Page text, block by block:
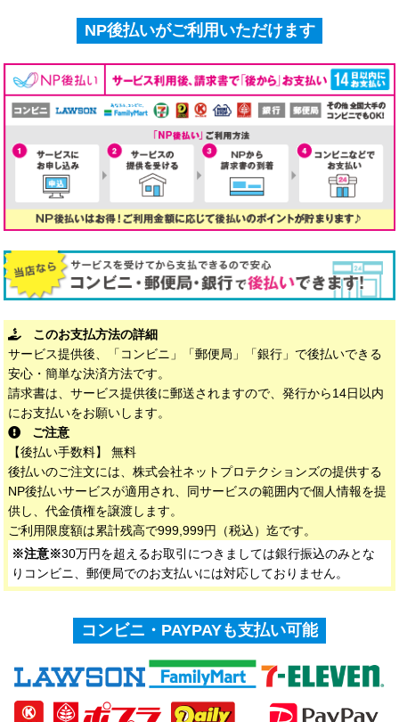
NP後払いがご利用いただけます
このお支払方法の詳細
サービス提供後、「コンビニ」「郵便局」「銀行」で後払いできる
安心・簡単な決済方法です。
請求書は、サービス提供後に郵送されますので、発行から14日以内
にお支払いをお願いします。
ご注意
【後払い手数料】 無料
後払いのご注文には、株式会社ネットプロテクションズの提供する
NP後払いサービスが適用され、同サービスの範囲内で個人情報を提
供し、代金債権を譲渡します。
ご利用限度額は累計残高で999,999円（税込）迄です。
※注意※30万円を超えるお取引につきましては銀行振込のみとな
りコンビニ、郵便局でのお支払いには対応しておりません。
コンビニ・PAYPAYも支払い可能